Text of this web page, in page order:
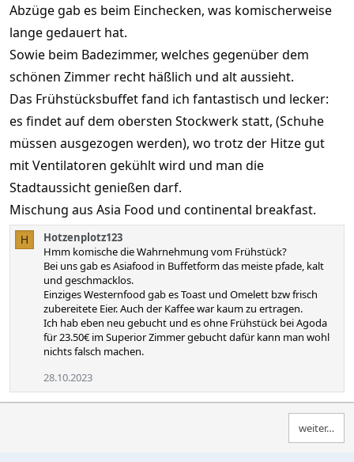
S
r
n
(
)
Abzüge gab es beim Einchecken, was komischerweise
lange gedauert hat.
Sowie beim Badezimmer, welches gegenüber dem
schönen Zimmer recht häßlich und alt aussieht.
Das Frühstücksbuffet fand ich fantastisch und lecker:
es findet auf dem obersten Stockwerk statt, (Schuhe
müssen ausgezogen werden), wo trotz der Hitze gut
mit Ventilatoren gekühlt wird und man die
Stadtaussicht genießen darf.
Mischung aus Asia Food und continental breakfast.
H
Hotzenplotz123
Hmm komische die Wahrnehmung vom Frühstück?
Bei uns gab es Asiafood in Buffetform das meiste pfade, kalt
und geschmacklos.
Einziges Westernfood gab es Toast und Omelett bzw frisch
zubereitete Eier. Auch der Kaffee war kaum zu ertragen.
Ich hab eben neu gebucht und es ohne Frühstück bei Agoda
für 23.50€ im Superior Zimmer gebucht dafür kann man wohl
nichts falsch machen.
28.10.2023
weiter…